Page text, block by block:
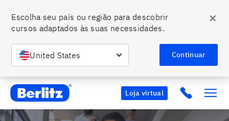
Escolha seu país ou região para descobrir
cursos adaptados às suas necessidades.
United States Continuar
✕
Berlitz BR Loja virtual Click to